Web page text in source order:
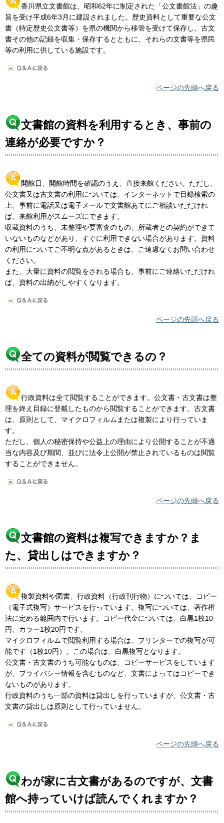
香川県立文書館は、昭和62年に制定された「公文書館法」の趣
旨を受け平成6年3月に建設されました。歴史資料として重要な公文
書（特定歴史公文書等）を県の機関から移管を受けて保存し、古文
書その他の記録を収集・保存するとともに、それらの文書等を県民
等の利用に供している施設です。
ページの先頭へ戻る
文書館の資料を利用するとき、事前の
連絡が必要ですか？
開館日、開館時間を確認のうえ、直接来館ください。ただし、
公文書又は古文書の利用については、インターネットで目録検索の
上、事前に電話又は電子メールで文書館あてにご相談いただけれ
ば、来館利用がスムーズにできます。
収蔵資料のうち、未整理や要審査のもの、所蔵者との契約ができて
いないものなどがあり、すぐに利用できない場合があります。資料
の利用についてご不明な点があるときは、ご遠慮なくお問い合わせ
ください。
また、大量に資料の閲覧をされる場合も、事前にご連絡いただけれ
ば、資料の出納がしやすくなります。
ページの先頭へ戻る
全ての資料が閲覧できるの？
行政資料は全て閲覧することができます。公文書・古文書は整
理を終え目録に登載したものから閲覧することができます。古文書
は、原則として、マイクロフィルムまたは複製により行っていま
す。
ただし、個人の秘密保持や公益上の理由により公開することが不適
当な内容及び期間、並びに法令上公開が禁止されているものは閲覧
することができません。
ページの先頭へ戻る
文書館の資料は複写できますか？ま
た、貸出しはできますか？
複製資料や図書、行政資料（行政刊行物）については、コピー
（電子式複写）サービスを行っています。複写については、著作権
法に定める範囲内で行います。コピー代金については、白黒1枚10
円、カラー1枚20円です。
マイクロフィルムで閲覧利用する場合は、プリンターでの複写が可
能です（1枚10円）。この場合は、白黒複写となります。
公文書・古文書のうち可能なものは、コピーサービスをしています
が、プライバシー情報を含むものなど、文書によってはコピーでき
ないものがあります。
行政資料のうち一部の資料は貸出しを行っていますが、公文書・古
文書の貸出しは原則として行っていません。
ページの先頭へ戻る
わが家に古文書があるのですが、文書
館へ持っていけば読んでくれますか？